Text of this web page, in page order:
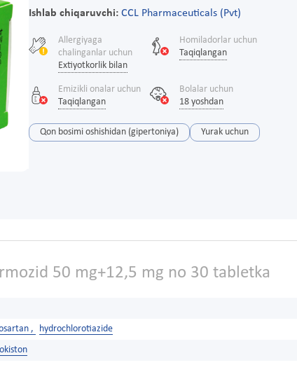
Ishlab chiqaruvchi: CCL Pharmaceuticals (Pvt)
Allergiyaga
chalinganlar uchun
Extiyotkorlik bilan
Homiladorlar uchun
Taqiqlangan
Emizikli onalar uchun
Taqiqlangan
Bolalar uchun
18 yoshdan
Qon bosimi oshishidan (gipertoniya) Yurak uchun
50 mg+12,5 mg no 30 tabletka
,
hydrochlorotiazide